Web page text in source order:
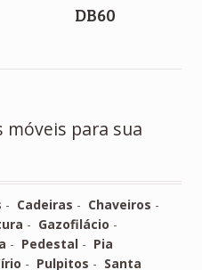
DB60
móveis para sua
- Cadeiras - Chaveiros -
- Gazofilácio -
- Pedestal- Pia
- Pulpitos - Santa